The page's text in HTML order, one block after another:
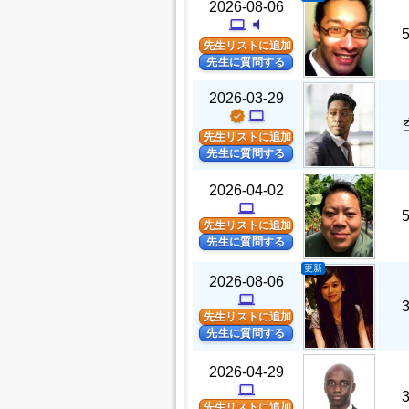
2026-08-06
computer volume_mute
先生リストに追加
先生に質問する
2026-03-29
verified computer
先生リストに追加
先生に質問する
2026-04-02
computer
先生リストに追加
先生に質問する
2026-08-06
computer
先生リストに追加
先生に質問する
更新
2026-04-29
computer